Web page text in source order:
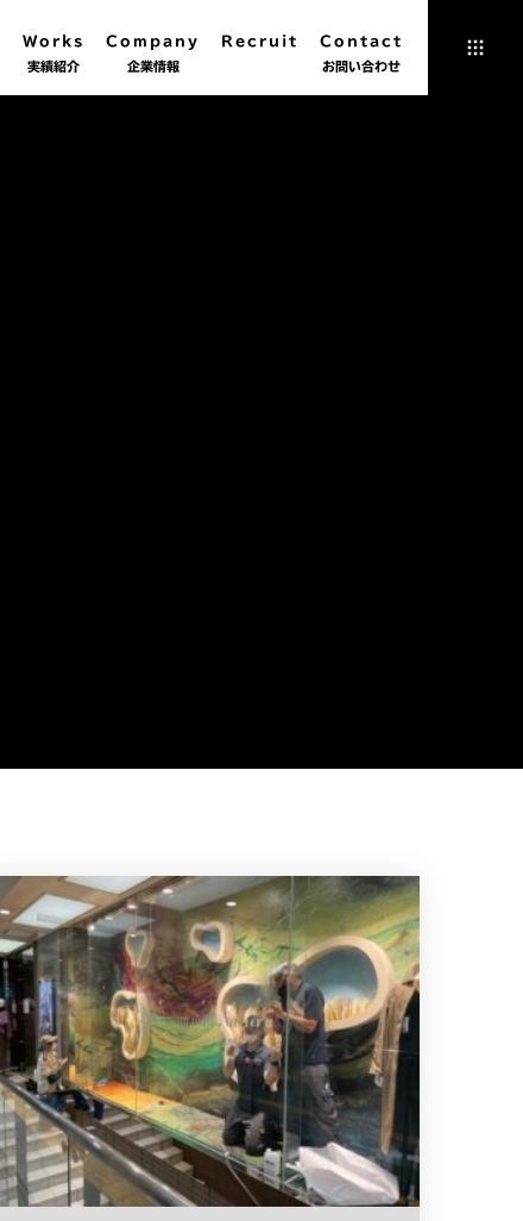
Works
実績紹介
Company
企業情報
Recruit Contact
お問い合わせ